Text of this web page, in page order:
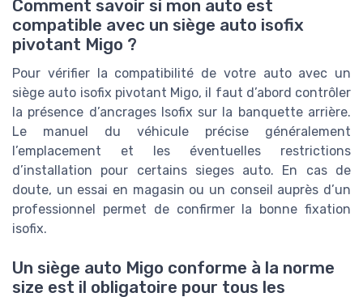
Comment savoir si mon auto est
compatible avec un siège auto isofix
pivotant Migo ?
Pour vérifier la compatibilité de votre auto avec un
siège auto isofix pivotant Migo, il faut d’abord contrôler
la présence d’ancrages Isofix sur la banquette arrière.
Le manuel du véhicule précise généralement
l’emplacement et les éventuelles restrictions
d’installation pour certains sieges auto. En cas de
doute, un essai en magasin ou un conseil auprès d’un
professionnel permet de confirmer la bonne fixation
isofix.
Un siège auto Migo conforme à la norme
size est il obligatoire pour tous les